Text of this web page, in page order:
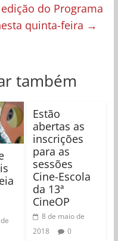
do Programa
quinta-feira →
também
Estão
abertas as
inscrições
para as
sessões
Cine-Escola
da 13ª
CineOP
8 de maio de
2018
0